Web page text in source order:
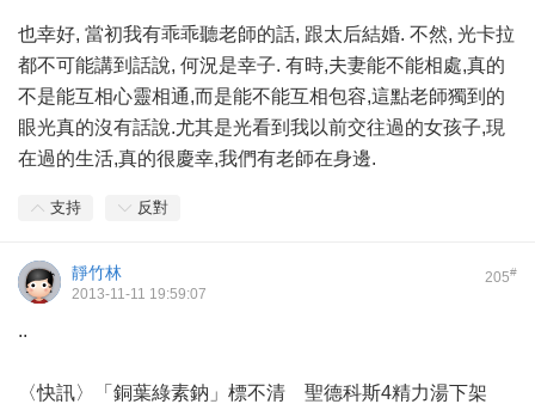
也幸好, 當初我有乖乖聽老師的話, 跟太后結婚. 不然, 光卡拉
都不可能講到話說, 何況是幸子. 有時,夫妻能不能相處,真的
不是能互相心靈相通,而是能不能互相包容,這點老師獨到的
眼光真的沒有話說.尤其是光看到我以前交往過的女孩子,現
在過的生活,真的很慶幸,我們有老師在身邊.
支持 反對
205#
靜竹林
2013-11-11 19:59:07
..
〈快訊〉「銅葉綠素鈉」標不清 聖德科斯4精力湯下架